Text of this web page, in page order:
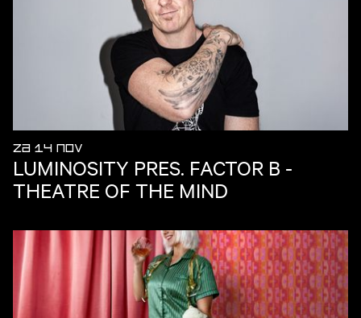
ZA 14 NOV
LUMINOSITY PRES. FACTOR B -
THEATRE OF THE MIND